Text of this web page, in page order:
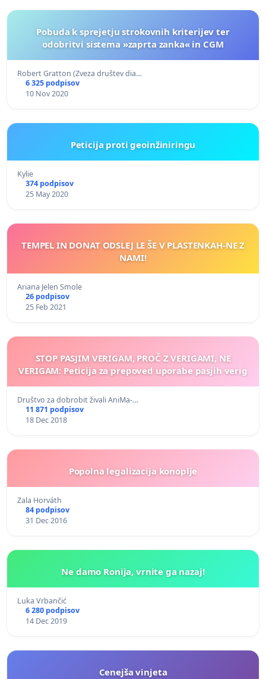
Pobuda k sprejetju strokovnih kriterijev ter
odobritvi sistema »zaprta zanka« in CGM
Robert Gratton (Zveza društev dia…
6 325 podpisov
10 Nov 2020
Peticija proti geoinžiniringu
Kylie
374 podpisov
25 May 2020
TEMPEL IN DONAT ODSLEJ LE ŠE V PLASTENKAH-NE Z
NAMI!
Ariana Jelen Smole
26 podpisov
25 Feb 2021
STOP PASJIM VERIGAM, PROČ Z VERIGAMI, NE
VERIGAM: Peticija za prepoved uporabe pasjih verig
Društvo za dobrobit živali AniMa-…
11 871 podpisov
18 Dec 2018
Popolna legalizacija konoplje
Zala Horváth
84 podpisov
31 Dec 2016
Ne damo Ronija, vrnite ga nazaj!
Luka Vrbančić
6 280 podpisov
14 Dec 2019
Cenejša vinjeta